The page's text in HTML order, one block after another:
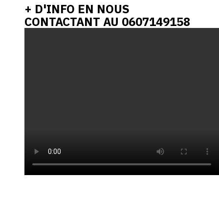
+ D'INFO EN NOUS
CONTACTANT AU 0607149158